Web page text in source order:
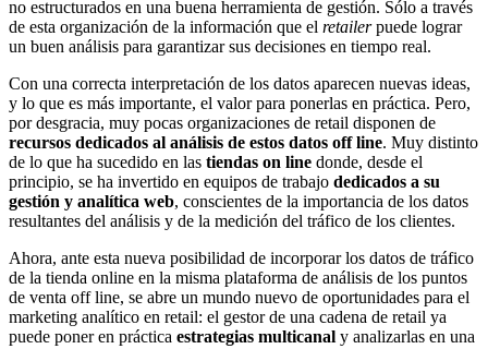
no estructurados en una buena herramienta de gestión. Sólo a través
de esta organización de la información que el retailerpuede lograr
un buen análisis para garantizar sus decisiones en tiempo real.
Con una correcta interpretación de los datos aparecen nuevas ideas,
y lo que es más importante, el valor para ponerlas en práctica. Pero,
por desgracia, muy pocas organizaciones de retail disponen de
recursos dedicados al análisis de estos datos off line. Muy distinto
de lo que ha sucedido en las tiendas on line donde, desde el
principio, se ha invertido en equipos de trabajo dedicados a su
gestión y analítica web, conscientes de la importancia de los datos
resultantes del análisis y de la medición del tráfico de los clientes.
Ahora, ante esta nueva posibilidad de incorporar los datos de tráfico
de la tienda online en la misma plataforma de análisis de los puntos
de venta off line, se abre un mundo nuevo de oportunidades para el
marketing analítico en retail: el gestor de una cadena de retail ya
puede poner en práctica estrategias multicanal y analizarlas en una